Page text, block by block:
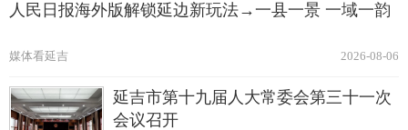
人民日报海外版解锁延边新玩法→一县一景 一域一韵
2026-08-06
媒体看延吉
延吉市第十九届人大常委会第三十一次
会议召开